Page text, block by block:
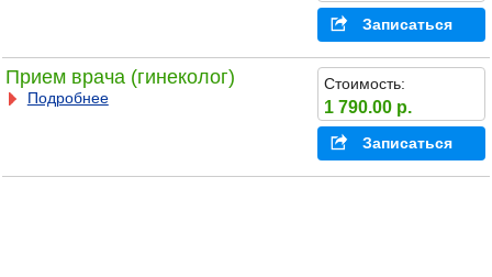
Записаться
Прием врача (гинеколог)
Подробнее
Стоимость:
1 790.00 р.
Записаться